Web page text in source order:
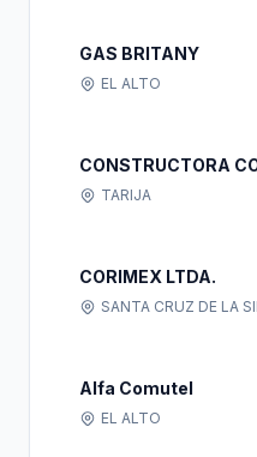
GAS BRITANY
EL ALTO
CONSTRUCTORA
TARIJA
CORIMEX LTDA.
SANTA CRUZ DE LA
Alfa Comutel
EL ALTO